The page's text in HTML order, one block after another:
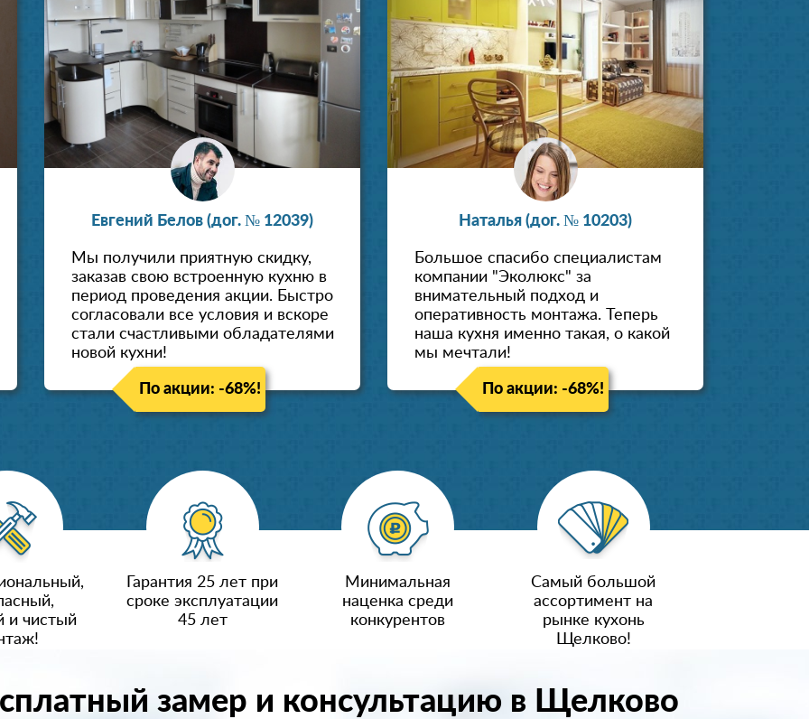
Евгений Белов (дог. № 12039)
Мы получили приятную скидку,
заказав свою встроенную кухню в
период проведения акции. Быстро
согласовали все условия и вскоре
стали счастливыми обладателями
новой кухни!
По акции: -68%!
Наталья (дог. № 10203)
Большое спасибо специалистам
компании "Эколюкс" за
внимательный подход и
оперативность монтажа. Теперь
наша кухня именно такая, о какой
мы мечтали!
По акции: -68%!
и чистый
Гарантия 25 лет при
сроке эксплуатации
45 лет
Минимальная
наценка среди
конкурентов
Самый большой
ассортимент на
рынке кухонь
Щелково!
замер и консультацию в Щелково